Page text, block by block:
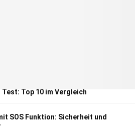
Top 10 im Vergleich
SOS Funktion: Sicherheit und